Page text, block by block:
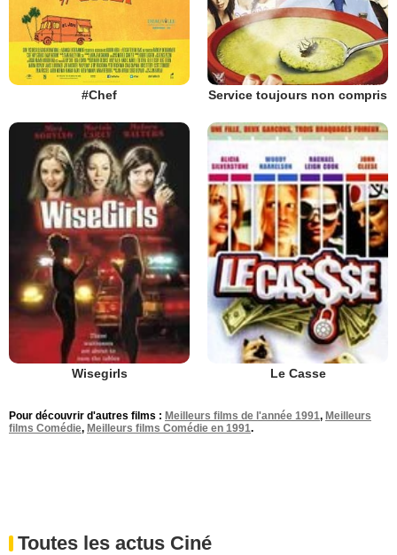
#Chef Service toujours non compris
Wisegirls Le Casse
Pour découvrir d'autres films : Meilleurs films de l'année 1991, Meilleurs
films Comédie, Meilleurs films Comédie en 1991.
Toutes les actus Ciné